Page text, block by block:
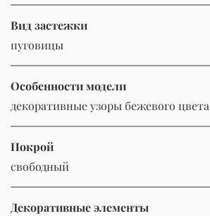
Вид застежки
пуговицы
Особенности модели
декоративные узоры бежевого цвета
Покрой
свободный
Декоративные элементы